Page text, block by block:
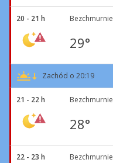
20 - 21 h Bezchmurnie
29°
Zachód o 20:19
21 - 22 h Bezchmurnie
28°
22 - 23 h Bezchmurnie